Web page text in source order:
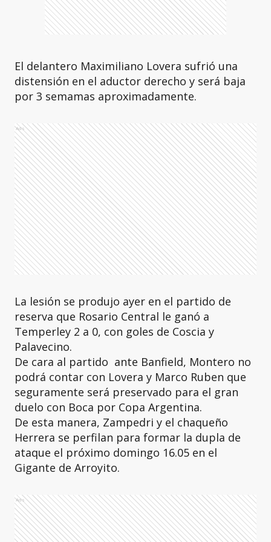
El delantero Maximiliano Lovera sufrió una
distensión en el aductor derecho y será baja
por 3 semamas aproximadamente.
Ads
La lesión se produjo ayer en el partido de
reserva que Rosario Central le ganó a
Temperley 2 a 0, con goles de Coscia y
Palavecino.
De cara al partido ante Banfield, Montero no
podrá contar con Lovera y Marco Ruben que
seguramente será preservado para el gran
duelo con Boca por Copa Argentina.
De esta manera, Zampedri y el chaqueño
Herrera se perfilan para formar la dupla de
ataque el próximo domingo 16.05 en el
Gigante de Arroyito.
Ads